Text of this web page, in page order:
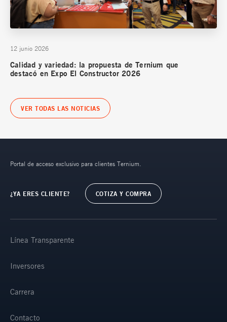
12 junio 2026
Calidad y variedad: la propuesta de Ternium que
destacó en Expo El Constructor 2026
VER TODAS LAS NOTICIAS
Portal de acceso exclusivo para clientes Ternium.
¿YA ERES CLIENTE? COTIZA Y COMPRA
Línea Transparente
Inversores
Carrera
Contacto